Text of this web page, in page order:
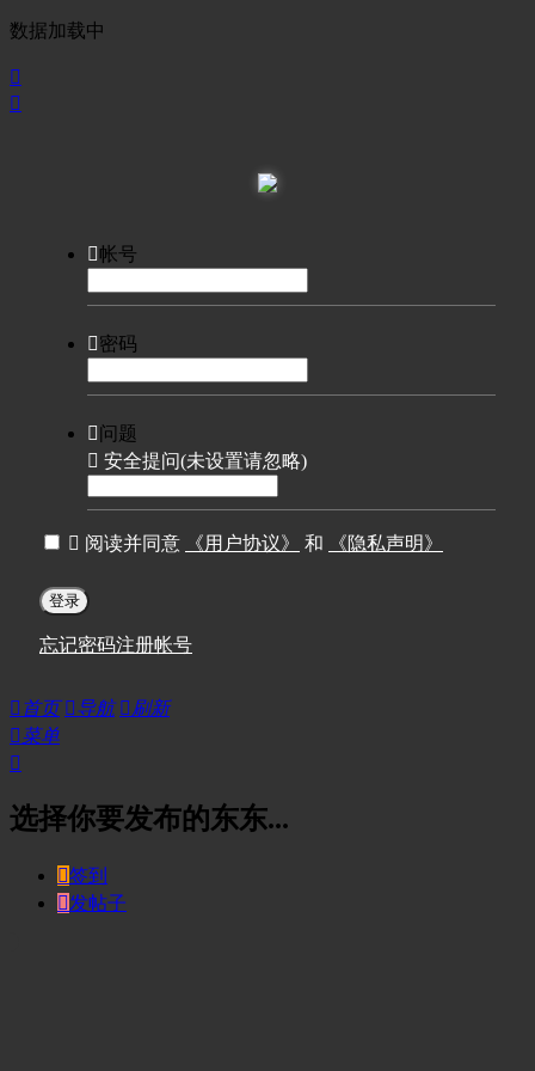
数据加载中


帐号
密码
问题
 安全提问(未设置请忽略)
 阅读并同意 《用户协议》 和 《隐私声明》
登录
忘记密码注册帐号
 首页 导航  刷新
菜单

选择你要发布的东东...
签到
发帖子